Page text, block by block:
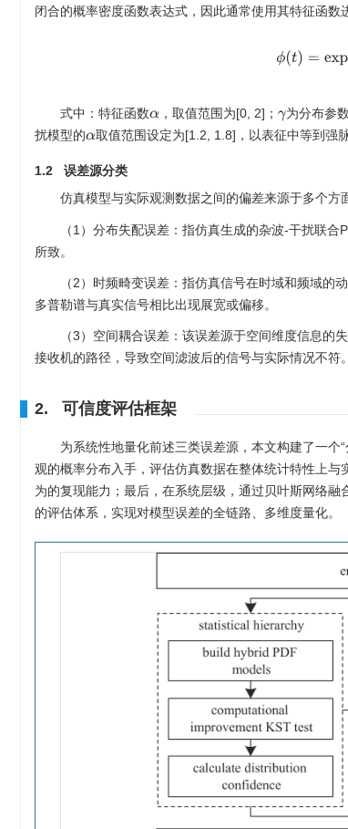
闭合的概率密度函数表达式，因此通常使用其特征函数
ϕ(t)=
式中：特征函数α ，取值范围为[0, 2]； γ为分布参
扰模型的α取值范围设定为[1.2, 1.8]，以表征中等到强
1.2 误差源分类
仿真模型与实际观测数据之间的偏差来源于多个
（1）分布失配误差：指仿真生成的杂波-干扰联
所致。
（2）时频畸变误差：指仿真信号在时域和频域
多普勒谱与真实信号相比出现展宽或偏移。
（3）空间耦合误差：该误差源于空间维度信息的
接收机的路径，导致空间滤波后的信号与实际情况不符。
2. 可信度评估框架
为系统性地量化前述三类误差源，本文构建了一个
观的概率分布入手，评估仿真数据在整体统计特性上
为的复现能力；最后，在系统层级，通过贝叶斯网络
的评估体系，实现对模型误差的全链路、多维度量化。